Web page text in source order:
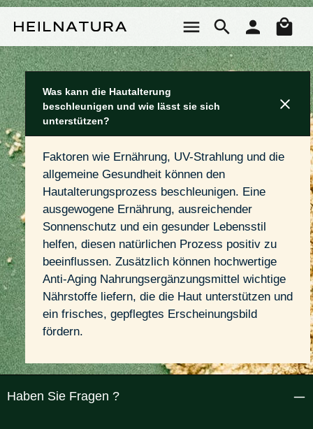
Was kann die Hautalterung
beschleunigen und wie lässt sie sich
unterstützen?
Faktoren wie Ernährung, UV-Strahlung und die
allgemeine Gesundheit können den
Hautalterungsprozess beschleunigen. Eine
ausgewogene Ernährung, ausreichender
Sonnenschutz und ein gesunder Lebensstil
helfen, diesen natürlichen Prozess positiv zu
beeinflussen. Zusätzlich können hochwertige
Anti-Aging Nahrungsergänzungsmittel wichtige
Nährstoffe liefern, die die Haut unterstützen und
ein frisches, gepflegtes Erscheinungsbild
fördern.
Haben Sie Fragen ?